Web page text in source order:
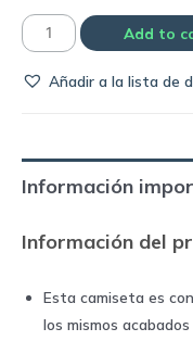
Camiseta
2021
Nike
quantity
Add to
Añadir a la lista de
Información
Información del
Esta camiseta es
los mismos